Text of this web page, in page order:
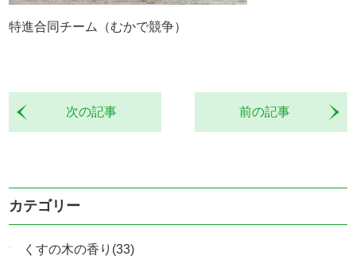
特進合同チーム（むかで競争）
前の記事
次の記事
カテゴリー
くすの木の香り(33)